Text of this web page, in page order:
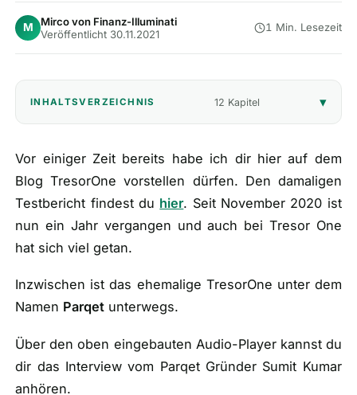
⚖️ Vergleiche ▾
📰 Artikel
Wie finanziert sich diese Seite?
Über mich
M
Mirco von Finanz-Illuminati
Veröffentlicht 30.11.2021
1 Min. Lesezeit
INHALTSVERZEICHNIS 12 Kapitel
Vor einiger Zeit bereits habe ich dir hier auf dem
Blog TresorOne vorstellen dürfen. Den damaligen
Testbericht findest du hier. Seit November 2020 ist
nun ein Jahr vergangen und auch bei Tresor One
hat sich viel getan.
Inzwischen ist das ehemalige TresorOne unter dem
Namen Parqet unterwegs.
Über den oben eingebauten Audio-Player kannst du
dir das Interview vom Parqet Gründer Sumit Kumar
anhören.